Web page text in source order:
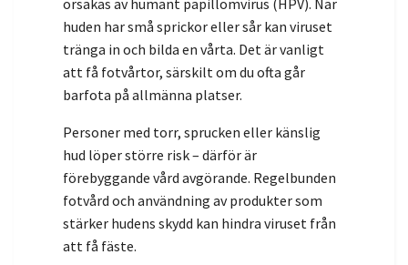
huden har små sprickor eller sår kan viruset
tränga in och bilda en vårta. Det är vanligt
att få fotvårtor, särskilt om du ofta går
barfota på allmänna platser.
Personer med torr, sprucken eller känslig
hud löper större risk – därför är
förebyggande vård avgörande. Regelbunden
fotvård och användning av produkter som
stärker hudens skydd kan hindra viruset från
att få fäste.